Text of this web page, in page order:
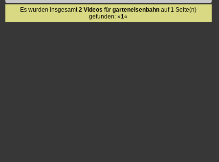
Es wurden insgesamt2 Videos fürgarteneisenbahn auf 1 Seite(n)
gefunden: »1«